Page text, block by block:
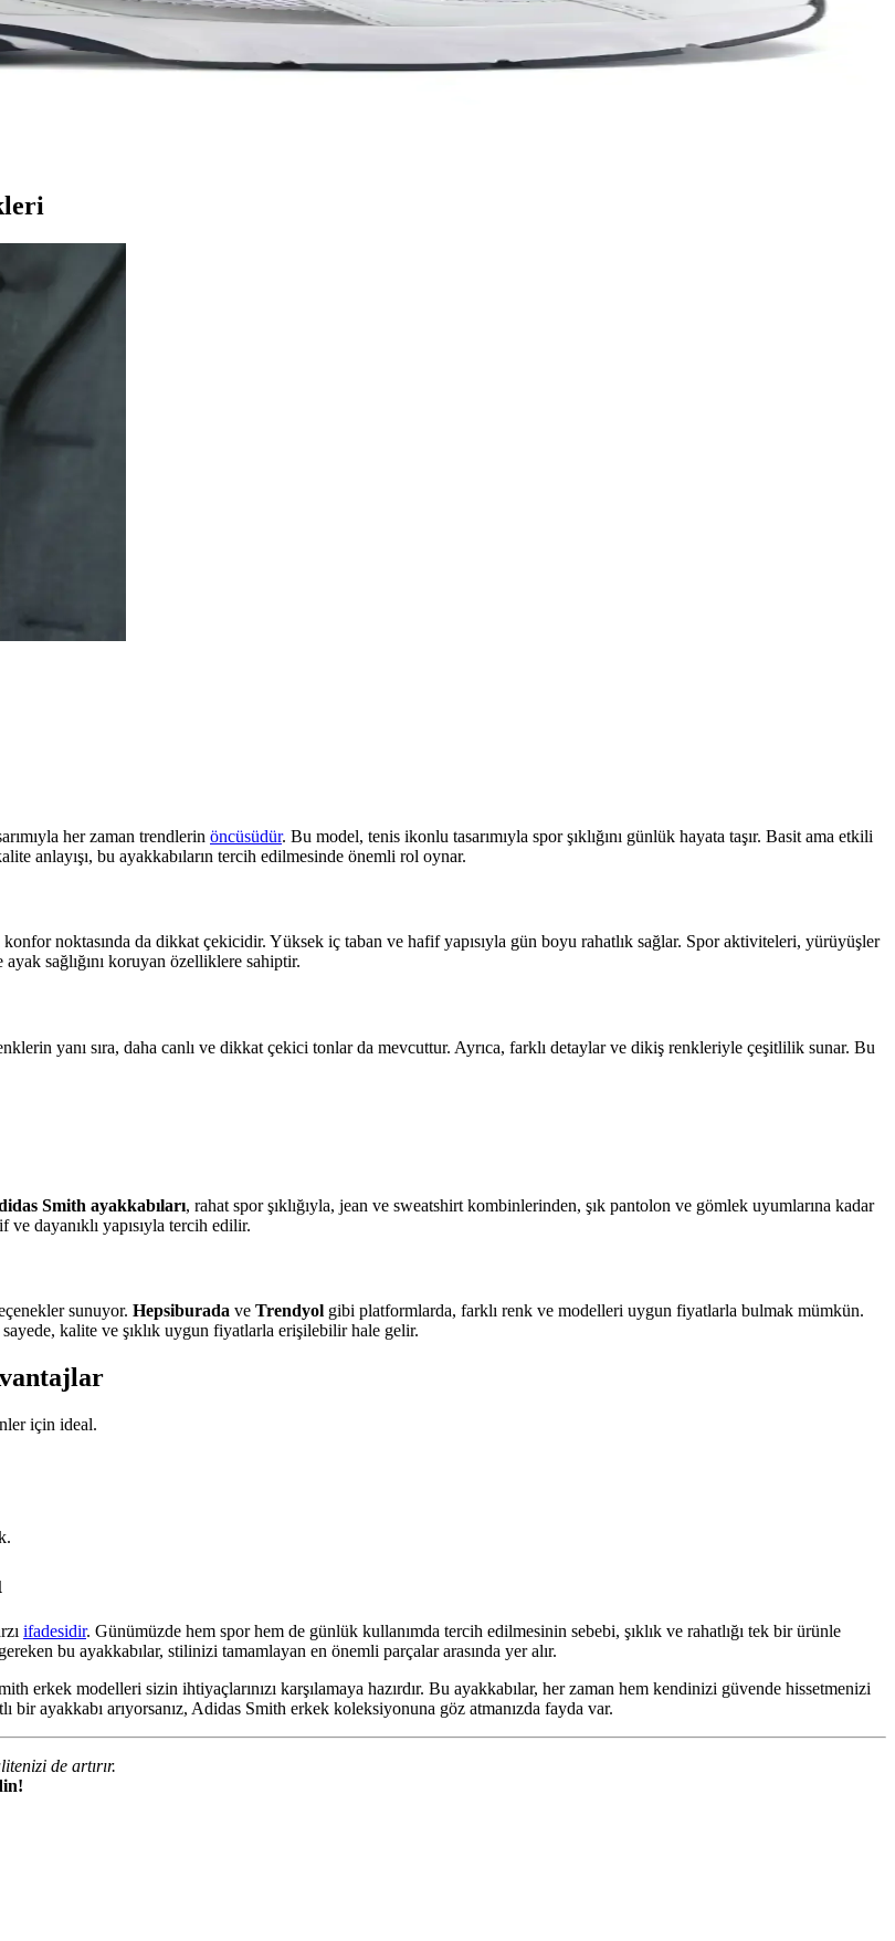
Taç Karşılaştırması
odaklanın.
her zaman trendlerin öncüsüdür. Bu model, tenis ikonlu tasarımıyla spor şıklığını günlük hayata taşır. Basit ama etkili
anlayışı, bu ayakkabıların tercih edilmesinde önemli rol oynar.
konfor noktasında da dikkat çekicidir. Yüksek iç taban ve hafif yapısıyla gün boyu rahatlık sağlar. Spor aktiviteleri, yürüyüşler
sağlığını koruyan özelliklere sahiptir.
yanı sıra, daha canlı ve dikkat çekici tonlar da mevcuttur. Ayrıca, farklı detaylar ve dikiş renkleriyle çeşitlilik sunar. Bu
Smith ayakkabıları, rahat spor şıklığıyla, jean ve sweatshirt kombinlerinden, şık pantolon ve gömlek uyumlarına kadar
ve dayanıklı yapısıyla tercih edilir.
sunuyor. Hepsiburada ve Trendyol gibi platformlarda, farklı renk ve modelleri uygun fiyatlarla bulmak mümkün.
kalite ve şıklık uygun fiyatlarla erişilebilir hale gelir.
için ideal.
ifadesidir. Günümüzde hem spor hem de günlük kullanımda tercih edilmesinin sebebi, şıklık ve rahatlığı tek bir ürünle
bu ayakkabılar, stilinizi tamamlayan en önemli parçalar arasında yer alır.
erkek modelleri sizin ihtiyaçlarınızı karşılamaya hazırdır. Bu ayakkabılar, her zaman hem kendinizi güvende hissetmenizi
ayakkabı arıyorsanız, Adidas Smith erkek koleksiyonuna göz atmanızda fayda var.
de artırır.